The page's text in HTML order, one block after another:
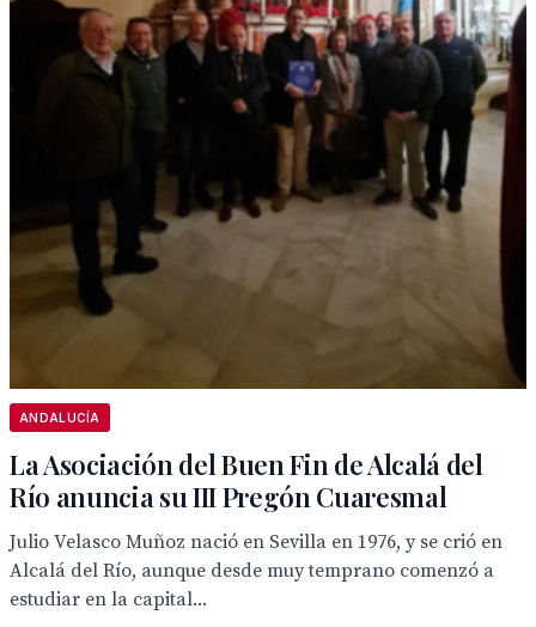
ANDALUCÍA
La Asociación del Buen Fin de Alcalá del
Río anuncia su III Pregón Cuaresmal
Julio Velasco Muñoz nació en Sevilla en 1976, y se crió en
Alcalá del Río, aunque desde muy temprano comenzó a
estudiar en la capital...